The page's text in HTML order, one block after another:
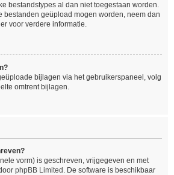
bestandstypes al dan niet toegestaan worden.
bestanden geüpload mogen worden, neem dan
voor verdere informatie.
bijlagen via het gebruikerspaneel, volg
omtrent bijlagen.
vorm) is geschreven, vrijgegeven en met
phpBB Limited . De software is beschikbaar